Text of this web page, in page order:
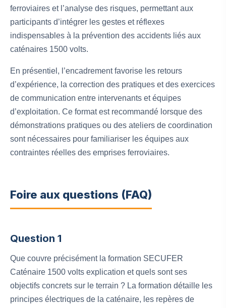
ferroviaires et l’analyse des risques, permettant aux
participants d’intégrer les gestes et réflexes
indispensables à la prévention des accidents liés aux
caténaires 1500 volts.
En présentiel, l’encadrement favorise les retours
d’expérience, la correction des pratiques et des exercices
de communication entre intervenants et équipes
d’exploitation. Ce format est recommandé lorsque des
démonstrations pratiques ou des ateliers de coordination
sont nécessaires pour familiariser les équipes aux
contraintes réelles des emprises ferroviaires.
Foire aux questions (FAQ)
Question 1
Que couvre précisément la formation SECUFER
Caténaire 1500 volts explication et quels sont ses
objectifs concrets sur le terrain ? La formation détaille les
principes électriques de la caténaire, les repères de